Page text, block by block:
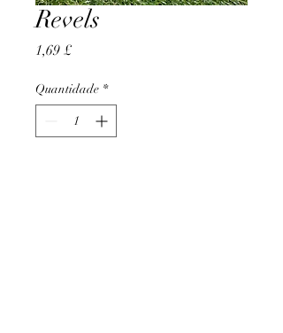
Revels
1,69 £Preço
Quantidade *